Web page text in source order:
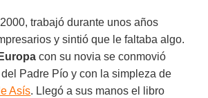
trabajó durante unos años
y sintió que le faltaba algo.
Europa con su novia se conmovió
Padre Pío y con la simpleza de
Asís. Llegó a sus manos el libro